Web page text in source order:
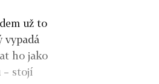
už to
vypadá
ho jako
– stojí